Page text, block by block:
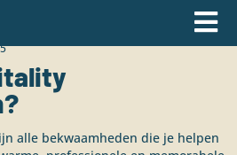
alle bekwaamheden die je helpen